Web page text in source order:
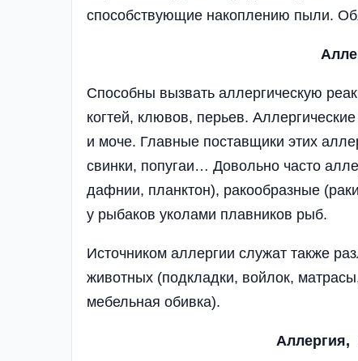
способствующие накоплению пыли.
Способны вызвать аллергическую
когтей, клювов, перьев.
и моче. Главные поставщики этих
свинки, попугаи… Довольно часто
дафнии, планктон), ракообразные
у рыбаков уколами плавников рыб.
Источником аллергии служат также
животных (подкладки, войлок,
мебельная обивка)­.
Аллергия,